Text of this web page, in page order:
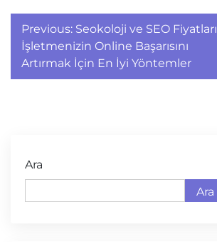
Yazı
gezinmesi
Previous: Seokoloji ve SEO Fiyatları
İşletmenizin Online Başarısını
Artırmak İçin En İyi Yöntemler
Ara
Ara